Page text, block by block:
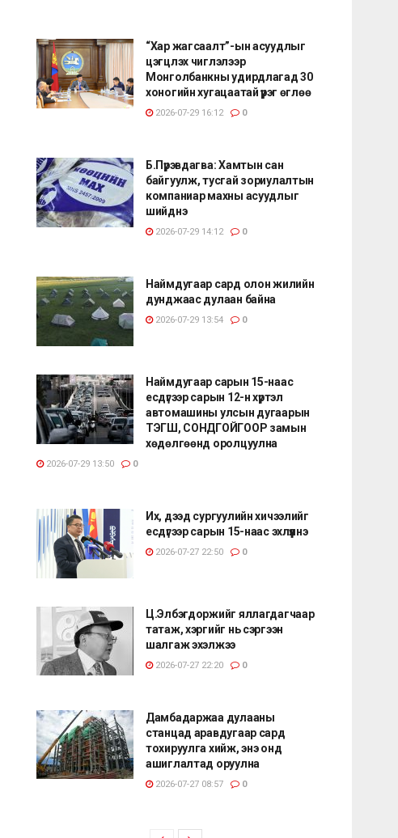
“Хар жагсаалт”-ын асуудлыг
цэгцлэх чиглэлээр
Монголбанкны удирдлагад 30
хоногийн хугацаатай үүрэг өглөө
2026-07-29 16:12 0
Б.Пүрэвдагва: Хамтын сан
байгуулж, тусгай зориулалтын
компаниар махны асуудлыг
шийднэ
2026-07-29 14:12 0
Наймдугаар сард олон жилийн
дунджаас дулаан байна
2026-07-29 13:54 0
Наймдугаар сарын 15-наас
есдүгээр сарын 12-н хүртэл
автомашины улсын дугаарын
ТЭГШ, СОНДГОЙГООР замын
хөдөлгөөнд оролцуулна
2026-07-29 13:50 0
Их, дээд сургуулийн хичээлийг
есдүгээр сарын 15-наас эхлүүлнэ
2026-07-27 22:50 0
Ц.Элбэгдоржийг яллагдагчаар
татаж, хэргийг нь сэргээн
шалгаж эхэлжээ
2026-07-27 22:20 0
Дамбадаржаа дулааны
станцад аравдугаар сард
тохируулга хийж, энэ онд
ашиглалтад оруулна
2026-07-27 08:57 0